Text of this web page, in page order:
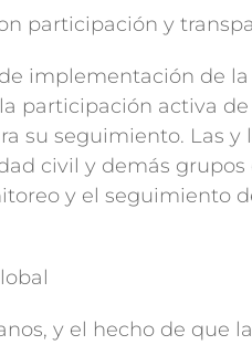
participación y
implementación de
participación activa
su seguimiento. Las y
civil y demás
y el seguimiento
y el hecho de que